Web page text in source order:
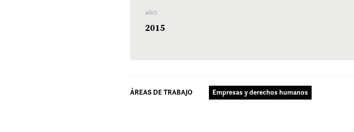
AÑO
2015
ÁREAS DE TRABAJO Empresas y derechos humanos